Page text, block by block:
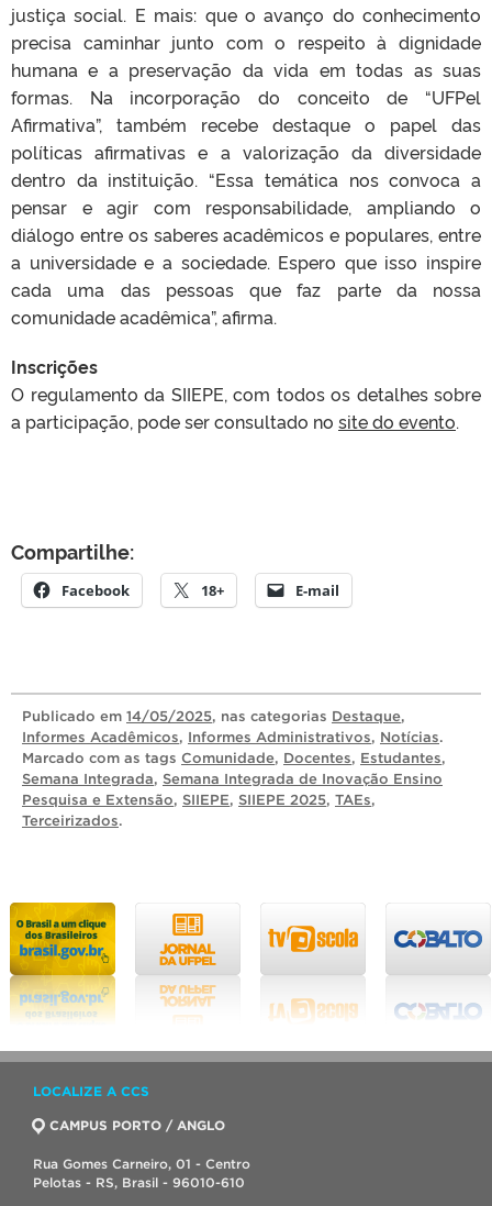
justiça social. E mais: que o avanço do conhecimento
precisa caminhar junto com o respeito à dignidade
humana e a preservação da vida em todas as suas
formas. Na incorporação do conceito de “UFPel
Afirmativa”, também recebe destaque o papel das
políticas afirmativas e a valorização da diversidade
dentro da instituição. “Essa temática nos convoca a
pensar e agir com responsabilidade, ampliando o
diálogo entre os saberes acadêmicos e populares, entre
a universidade e a sociedade. Espero que isso inspire
cada uma das pessoas que faz parte da nossa
comunidade acadêmica”, afirma.
Inscrições
O regulamento da SIIEPE, com todos os detalhes sobre
a participação, pode ser consultado no site do evento.
Compartilhe:
Facebook 18+ E-mail
Publicado em 14/05/2025, nas categorias Destaque,
Informes Acadêmicos, Informes Administrativos, Notícias.
Marcado com as tags Comunidade, Docentes, Estudantes,
Semana Integrada, Semana Integrada de Inovação Ensino
Pesquisa e Extensão, SIIEPE, SIIEPE 2025, TAEs,
Terceirizados.
LOCALIZE A CCS
CAMPUS PORTO / ANGLO
Rua Gomes Carneiro, 01 - Centro
Pelotas - RS, Brasil - 96010-610